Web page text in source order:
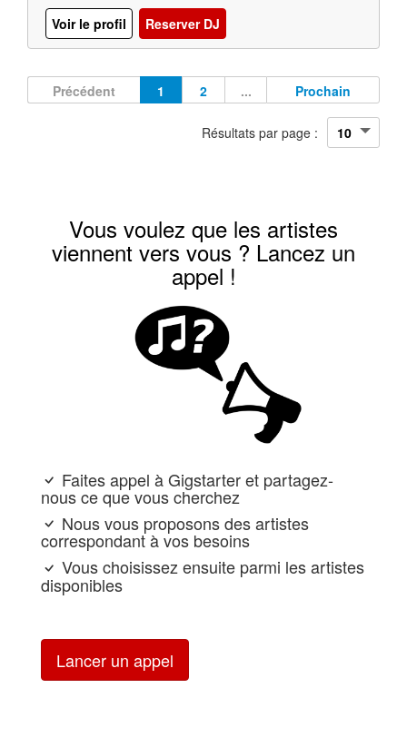
Voir le profil
Reserver DJ
Précédent 1 2 ... Prochain
Résultats par page :
Vous voulez que les artistes
viennent vers vous ? Lancez un
appel !
Faites appel à Gigstarter et partagez-
nous ce que vous cherchez
Nous vous proposons des artistes
correspondant à vos besoins
Vous choisissez ensuite parmi les artistes
disponibles
Lancer un appel